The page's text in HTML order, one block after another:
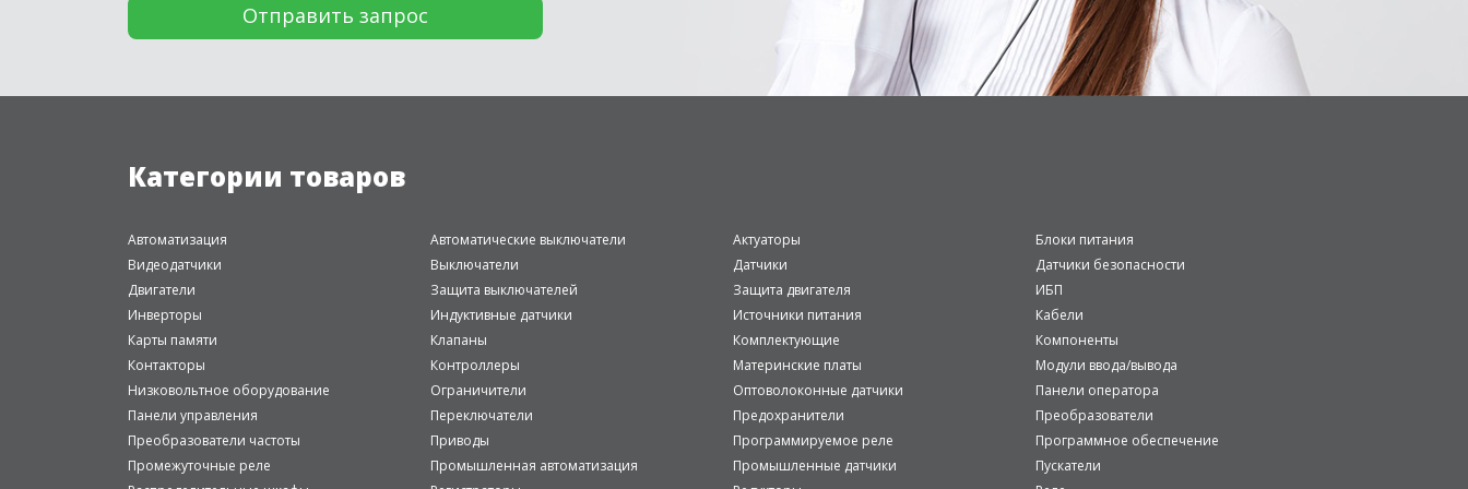
Категории товаров
Автоматизация Автоматические выключатели Актуаторы
Блоки питания
Видеодатчики
Выключатели Датчики
Датчики безопасности
Двигатели
Защита выключателей Защита двигателя
ИБП
Инверторы
Индуктивные датчики Источники питания
Кабели
Карты памяти
Клапаны Комплектующие
Компоненты
Контакторы
Контроллеры Материнские платы
Модули ввода/вывода
Низковольтное оборудование
Ограничители Оптоволоконные датчики
Панели оператора
Панели управления
Переключатели Предохранители
Преобразователи
Преобразователи частоты
Приводы Программируемое реле
Программное обеспечение
Промежуточные реле
Промышленная автоматизация Промышленные датчики
Пускатели